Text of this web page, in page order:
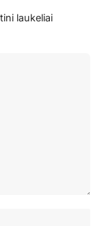
laukeliai